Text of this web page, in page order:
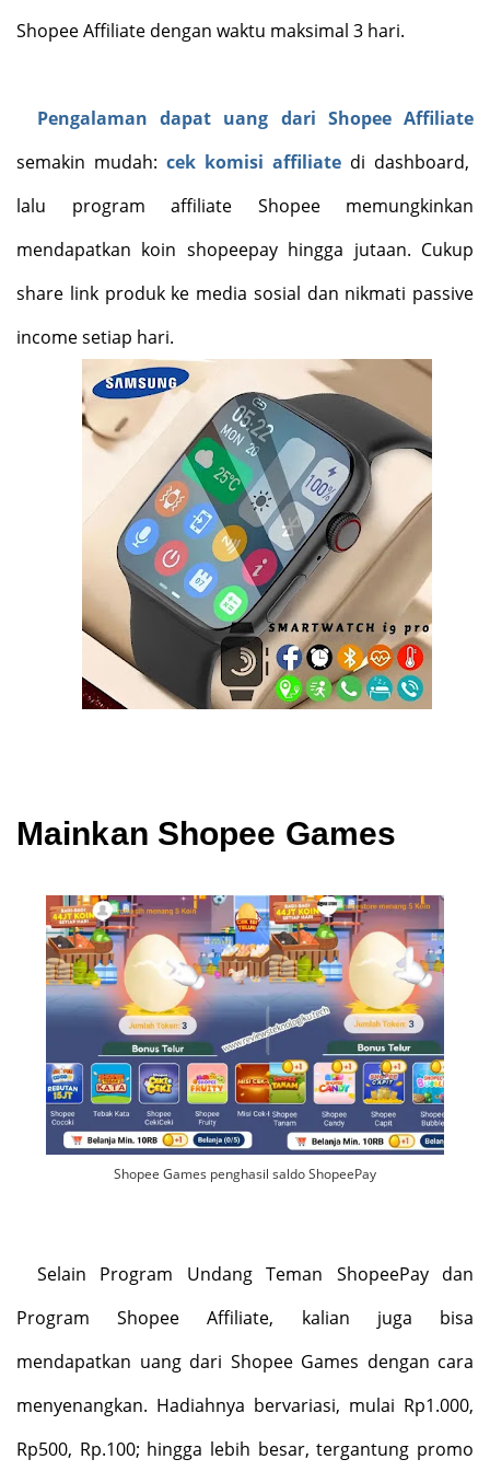
Shopee Affiliate dengan waktu maksimal 3 hari.
Pengalaman dapat uang dari Shopee Affiliate
semakin mudah: cek komisi affiliate di dashboard,
lalu program affiliate Shopee memungkinkan
mendapatkan koin shopeepay hingga jutaan. Cukup
share link produk ke media sosial dan nikmati passive
income setiap hari.
Mainkan Shopee Games
Shopee Games penghasil saldo ShopeePay
Selain Program Undang Teman ShopeePay dan
Program Shopee Affiliate, kalian juga bisa
mendapatkan uang dari Shopee Games dengan cara
menyenangkan. Hadiahnya bervariasi, mulai Rp1.000,
Rp500, Rp.100; hingga lebih besar, tergantung promo